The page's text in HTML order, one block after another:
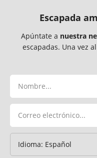
Escapada
Apúntate a nuestra
escapadas. Una vez